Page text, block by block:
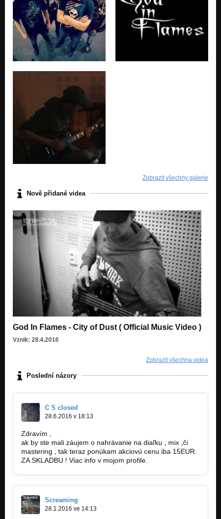
Zobrazit všechny galerie
Nově přidané videa
God In Flames - City of Dust ( Official Music Video )
Vznik: 28.4.2016
Zobrazit všechna videa
Poslední názory
C S closed
28.6.2016 v 18:13
Zdravím ,
ak by ste mali záujem o nahrávanie na diaľku , mix ,či
mastering , tak teraz ponúkam akciovú cenu iba 15EUR
ZA SKLADBU ! Viac info v mojom profile.
Screaming
28.1.2016 ve 14:13